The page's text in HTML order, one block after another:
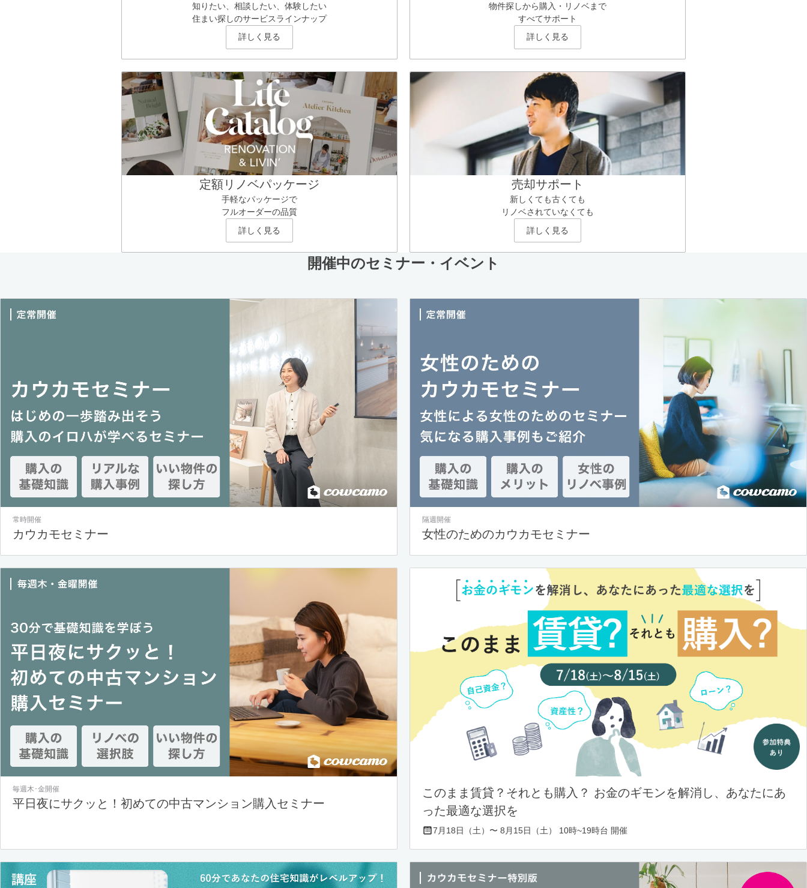
知りたい、相談したい、体験したい
住まい探しのサービスラインナップ
詳しく見る
物件探しから購入・リノベまで
すべてサポート
詳しく見る
定額リノベパッケージ
手軽なパッケージで
フルオーダーの品質
詳しく見る
売却サポート
新しくても古くても
リノベされていなくても
詳しく見る
開催中のセミナー・イベント
常時開催
カウカモセミナー
隔週開催
女性のためのカウカモセミナー
毎週木･金開催
平日夜にサクッと！初めての中古マンション購入セミナー
このまま賃貸？それとも購入？ お金のギモンを解消し、あなたにあ
った最適な選択を
7月18日（土）〜 8月15日（土） 10時~19時台 開催